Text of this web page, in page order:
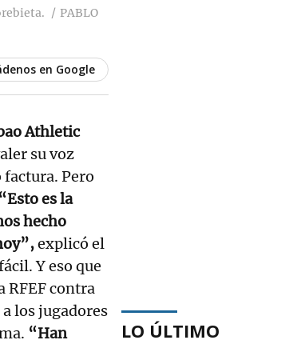
PABLO
en Google
Athletic
su voz
Pero
“Esto es la
hecho
explicó el
Y eso que
RFEF contra
los jugadores
“Han
LO ÚLTIMO